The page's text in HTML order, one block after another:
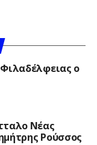
ο
Νέας
Ρούσσος